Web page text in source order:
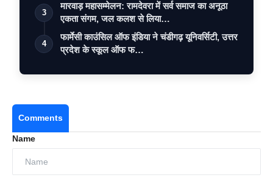
3
मारवाड़ महासम्मेलन: रामदेवरा में सर्व समाज का अनूठा
एकता संगम, जल कलश से लिया…
4
फार्मेसी काउंसिल ऑफ इंडिया ने चंडीगढ़ यूनिवर्सिटी, उत्तर
प्रदेश के स्कूल ऑफ फ…
Comments
Name